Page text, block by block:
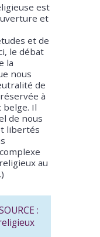
est
et
et de
le débat
la
nous
de
à
belge. Il
de nous
libertés
au
: